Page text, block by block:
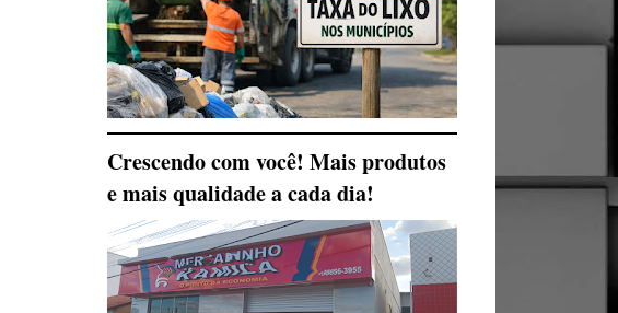
Crescendo com você! Mais produtos
e mais qualidade a cada dia!